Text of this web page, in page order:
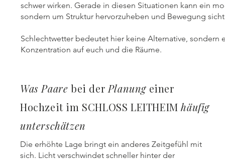
schwer wirken. Gerade in diesen Situationen kann ein
sondern um Struktur hervorzuheben und Bewegung
Schlechtwetter bedeutet hier keine Alternative, sondern
Konzentration auf euch und die Räume.
Was Paare bei der Planung einer
Hochzeit im SCHLOSS LEITHEIMhäufig
unterschätzen
Die erhöhte Lage bringt ein anderes Zeitgefühl mit
sich. Licht verschwindet schneller hinter der